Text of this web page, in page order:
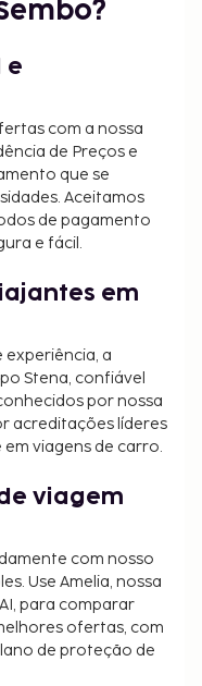
armazenamento de
comodidades
sistema de
de alojamento,
aos quartos a
e
com a nossa
de Preços e
que se
Aceitamos
de pagamento
e fácil.
em
experiência, a
Stena, confiável
por nossa
acreditações líderes
viagens de carro.
viagem
com nosso
Use Amelia, nossa
para comparar
ofertas, com
de proteção de